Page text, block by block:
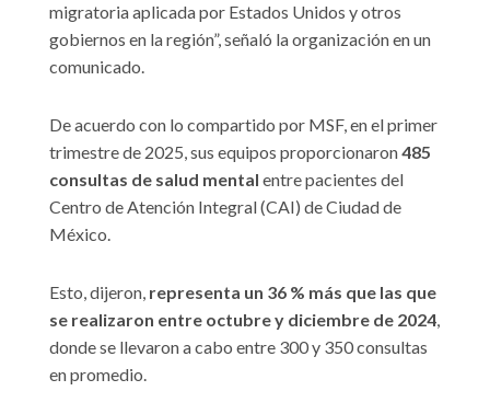
migratoria aplicada por Estados Unidos y otros
gobiernos en la región”, señaló la organización en un
comunicado.
De acuerdo con lo compartido por MSF, en el primer
trimestre de 2025, sus equipos proporcionaron485
consultas de salud mental entre pacientes del
Centro de Atención Integral (CAI) de Ciudad de
México.
Esto, dijeron, representa un 36 % más que las que
se realizaron entre octubre y diciembre de 2024,
donde se llevaron a cabo entre 300 y 350 consultas
en promedio.